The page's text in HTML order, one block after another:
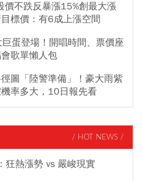
價不跌反暴漲15%創最大漲
標價：有6成上漲空間
蛋登場！開唱時間、票價座
歌單懶人包
圖「陸警準備」！豪大雨紫
率多大，10日報先看
/ HOT NEWS /
狂熱漲勢 vs 嚴峻現實